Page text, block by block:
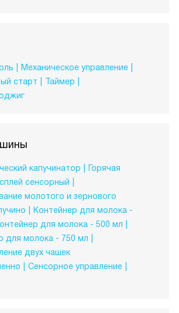
Механическое управление
старт
Таймер
капучинатор
Горячая
сенсорный
молотого и зернового
Контейнер для молока -
для молока - 500 мл
для молока - 750 мл
двух чашек
Сенсорное управление